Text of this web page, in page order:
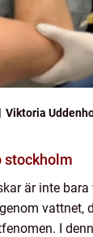
Viktoria
stockholm
är inte bara
vattnet,
I